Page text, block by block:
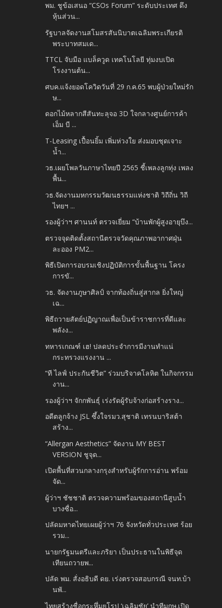
พม. ชูข้อเสนอ “CSOs Forum” ระดับประเทศ ดึง
หุ้นส่วน...
รัฐบาลจัดงานสโมสรสันนิบาตเฉลิมพระเกียรติ
พระบาทสมเด...
TTCL จับมือ แบล็ควูด เทคโนโลยี ทุ่มงบเปิด
โรงงานต้น...
ศบค.แจ้งยอดโควิดวันที่ 29 ก.ค.65 พบผู้ป่วยใหม่รัก
ษ...
ดอกไม้หลากสีสันทะลุจอ 3D ใจกลางศูนย์การค้า
เอ็ม บี ...
T-Leasing เปื้อนยิ้ม เพิ่มห่วงใย ส่งมอบชุดเจาะ
น้ำ...
วธ.เผยโพลวันภาษาไทยปี 2565 ชี้เพลงลูกทุ่ง เพลง
พื้น...
วธ.จัดงานมหกรรมวัฒนธรรมแห่งชาติ วิถีถิ่น วิถี
ไทยฯ ...
รองผู้ว่าฯ ศานนท์ ตรวจเยี่ยม “บ้านพักผู้สูงอายุบึง...
ตรวจจุดติดตั้งสถานีตรวจวัดคุณภาพอากาศฝุ่น
ละออง PM2...
พิธีเปิดการอบรมเชิงปฏิบัติการขั้นพื้นฐาน โครง
การขั...
วธ. จัดงานภูษาศิลป์ จากท้องถิ่นสู่สากล ยิ่งใหญ่
เฉ...
พิธีถวายสัตย์ปฏิญาณเพื่อเป็นข้าราชการที่ดีและ
พลังง...
ทหารเกณฑ์ เฮ! ปลดประจำการมีงานทำแน่
กระทรวงแรงงาน ...
“ที ไลฟ์ ประกันชีวิต” ร่วมบริจาคโลหิต ในกิจกรรม
งาน...
รองผู้ว่าฯ จักกพันธุ์ เร่งรัดผู้รับจ้างก่อสร้างราง...
อดีตลูกจ้าง JSL ซึ้งใจรมว.สุชาติ เทรนบาริสต้า
สร้าง...
“Allergan Aesthetics” จัดงาน MY BEST
VERSION ชูจุด...
เปิดพื้นที่สวนกลางกรุงสำหรับผู้รักการอ่าน พร้อม
จัด...
ผู้ว่าฯ ชัชชาติ ตรวจความพร้อมของสถานีสูบน้ำ
บางซื่อ...
ปลัดมหาดไทยเผยผู้ว่าฯ 76 จังหวัดทั่วประเทศ ร้อย
รวม...
นายกรัฐมนตรีและภริยา เป็นประธานในพิธีจุด
เทียนถวายพ...
ปลัด พม. สั่งอธิบดี ดย. เร่งตรวจสอบกรณี จนท.บ้า
นพั...
ไทยสร้างชื่อกระหึ่มยุโรป ‘เฉลิมชัย’ นำทีมกษ.เปิด